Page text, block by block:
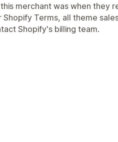
merchant was when they
Terms, all theme
Shopify's billing team.